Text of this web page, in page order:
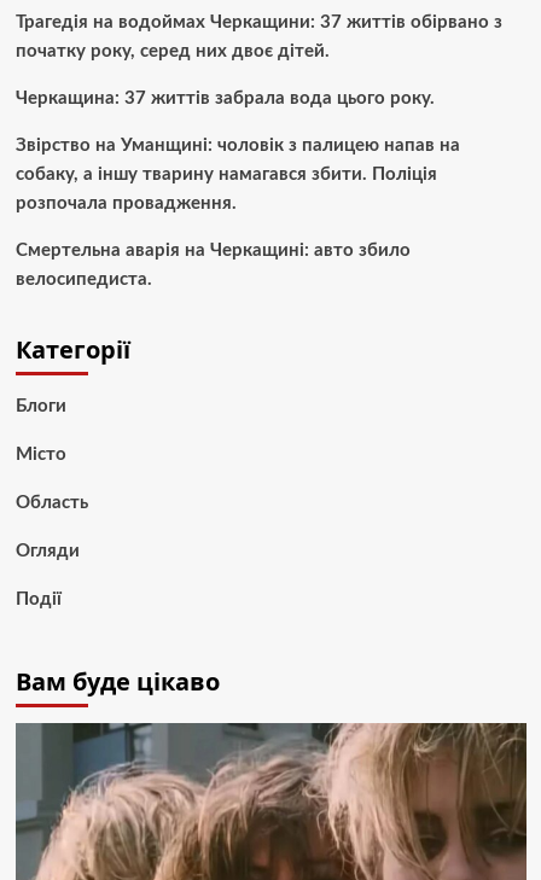
Трагедія на водоймах Черкащини: 37 життів обірвано з
початку року, серед них двоє дітей.
Черкащина: 37 життів забрала вода цього року.
Звірство на Уманщині: чоловік з палицею напав на
собаку, а іншу тварину намагався збити. Поліція
розпочала провадження.
Смертельна аварія на Черкащині: авто збило
велосипедиста.
Категорії
Блоги
Місто
Область
Огляди
Події
Вам буде цікаво